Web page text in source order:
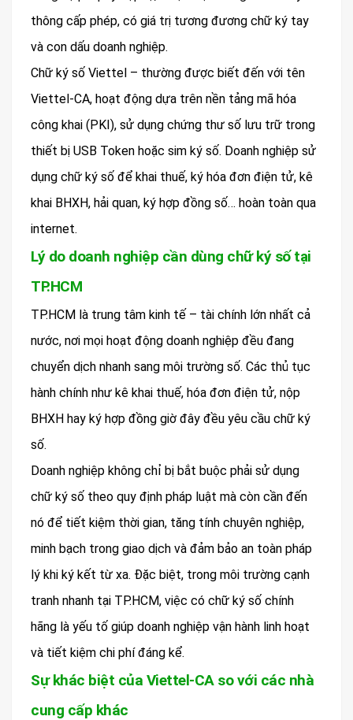
thông cấp phép, có giá trị tương đương chữ ký tay
và con dấu doanh nghiệp.
Chữ ký số Viettel – thường được biết đến với tên
Viettel-CA, hoạt động dựa trên nền tảng mã hóa
công khai (PKI), sử dụng chứng thư số lưu trữ trong
thiết bị USB Token hoặc sim ký số. Doanh nghiệp sử
dụng chữ ký số để khai thuế, ký hóa đơn điện tử, kê
khai BHXH, hải quan, ký hợp đồng số… hoàn toàn qua
internet.
Lý do doanh nghiệp cần dùng chữ ký số tại
TP.HCM
TP.HCM là trung tâm kinh tế – tài chính lớn nhất cả
nước, nơi mọi hoạt động doanh nghiệp đều đang
chuyển dịch nhanh sang môi trường số. Các thủ tục
hành chính như kê khai thuế, hóa đơn điện tử, nộp
BHXH hay ký hợp đồng giờ đây đều yêu cầu chữ ký
số.
Doanh nghiệp không chỉ bị bắt buộc phải sử dụng
chữ ký số theo quy định pháp luật mà còn cần đến
nó để tiết kiệm thời gian, tăng tính chuyên nghiệp,
minh bạch trong giao dịch và đảm bảo an toàn pháp
lý khi ký kết từ xa. Đặc biệt, trong môi trường cạnh
tranh nhanh tại TP.HCM, việc có chữ ký số chính
hãng là yếu tố giúp doanh nghiệp vận hành linh hoạt
và tiết kiệm chi phí đáng kể.
Sự khác biệt của Viettel-CA so với các nhà
cung cấp khác